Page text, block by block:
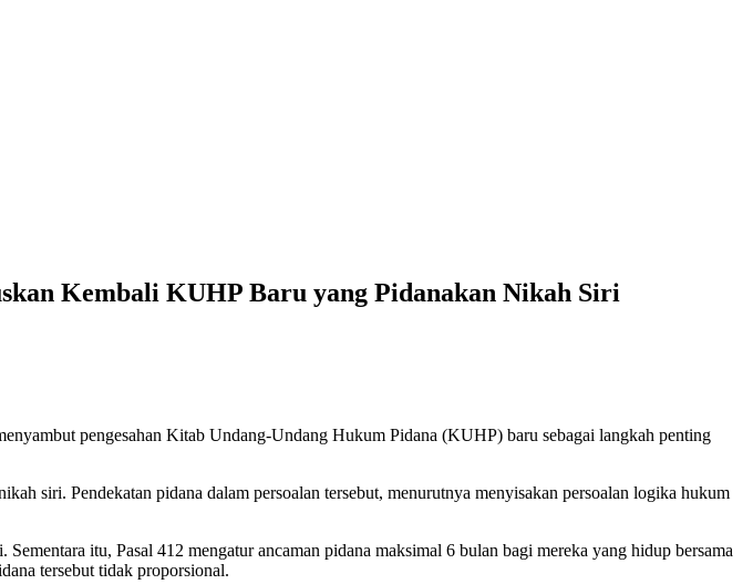
Kembali KUHP Baru yang Pidanakan Nikah Siri
pengesahan Kitab Undang-Undang Hukum Pidana (KUHP) baru sebagai langkah penting
siri. Pendekatan pidana dalam persoalan tersebut, menurutnya menyisakan persoalan logika hukum
itu, Pasal 412 mengatur ancaman pidana maksimal 6 bulan bagi mereka yang hidup bersama
tersebut tidak proporsional.